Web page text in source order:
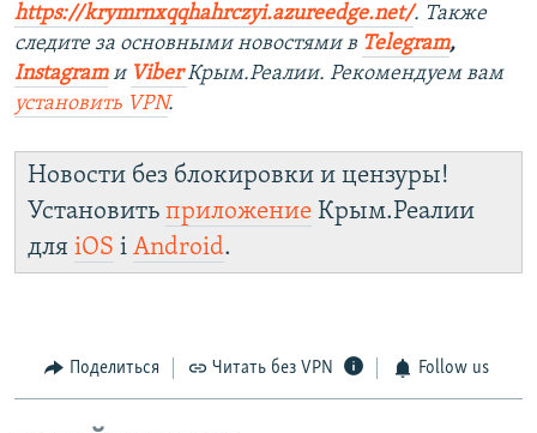
https://krymrnxqqhahrczyi.azureedge.net/. Также
следите за основными новостями в Telegram,
Instagramи ViberКрым.Реалии. Рекомендуем вам
установить VPN.
Новости без блокировки и цензуры!
Установить приложение Крым.Реалии
для iOS і Android.
Поделиться Читать без VPN Follow us